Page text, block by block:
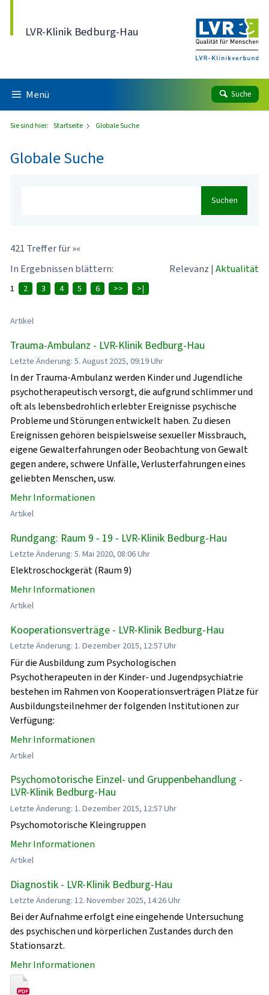
LVR-Klinik Bedburg-Hau
Menü Suche
Sie sind hier: Startseite Globale Suche
Globale Suche
Suchen
421 Treffer für »«
In Ergebnissen blättern:
Relevanz | Aktualität
1 2 3 4 5 6 >> >|
Artikel
Trauma-Ambulanz - LVR-Klinik Bedburg-Hau
Letzte Änderung: 5. August 2025, 09:19 Uhr
In der Trauma-Ambulanz werden Kinder und Jugendliche
psychotherapeutisch versorgt, die aufgrund schlimmer und
oft als lebensbedrohlich erlebter Ereignisse psychische
Probleme und Störungen entwickelt haben. Zu diesen
Ereignissen gehören beispielsweise sexueller Missbrauch,
eigene Gewalterfahrungen oder Beobachtung von Gewalt
gegen andere, schwere Unfälle, Verlusterfahrungen eines
geliebten Menschen, usw.
Mehr Informationen
Artikel
Rundgang: Raum 9 - 19 - LVR-Klinik Bedburg-Hau
Letzte Änderung: 5. Mai 2020, 08:06 Uhr
Elektroschockgerät (Raum 9)
Mehr Informationen
Artikel
Kooperationsverträge - LVR-Klinik Bedburg-Hau
Letzte Änderung: 1. Dezember 2015, 12:57 Uhr
Für die Ausbildung zum Psychologischen
Psychotherapeuten in der Kinder- und Jugendpsychiatrie
bestehen im Rahmen von Kooperationsverträgen Plätze für
Ausbildungsteilnehmer der folgenden Institutionen zur
Verfügung:
Mehr Informationen
Artikel
Psychomotorische Einzel- und Gruppenbehandlung -
LVR-Klinik Bedburg-Hau
Letzte Änderung: 1. Dezember 2015, 12:57 Uhr
Psychomotorische Kleingruppen
Mehr Informationen
Artikel
Diagnostik - LVR-Klinik Bedburg-Hau
Letzte Änderung: 12. November 2025, 14:26 Uhr
Bei der Aufnahme erfolgt eine eingehende Untersuchung
des psychischen und körperlichen Zustandes durch den
Stationsarzt.
Mehr Informationen